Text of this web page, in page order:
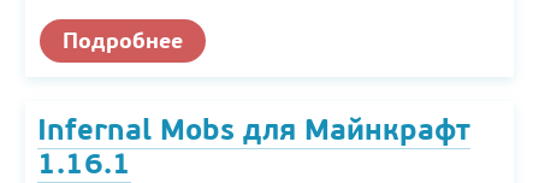
Подробнее
Infernal Mobs для Майнкрафт
1.16.1